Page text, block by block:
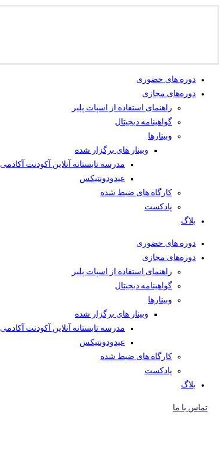
دوره های حضوری
دوره‌های مجازی
راهنمای استفاده از اسپات پلیر
گواهینامه دیجیتال
وبینار‌ها
وبینار های برگزار شده
مدرسه تابستانه آنلاین آکودنت آکادمی
عیدودونتیکس
کارگاه های ضبط شده
پادکست
بلاگ
دوره های حضوری
دوره‌های مجازی
راهنمای استفاده از اسپات پلیر
گواهینامه دیجیتال
وبینار‌ها
وبینار های برگزار شده
مدرسه تابستانه آنلاین آکودنت آکادمی
عیدودونتیکس
کارگاه های ضبط شده
پادکست
بلاگ
تماس با ما